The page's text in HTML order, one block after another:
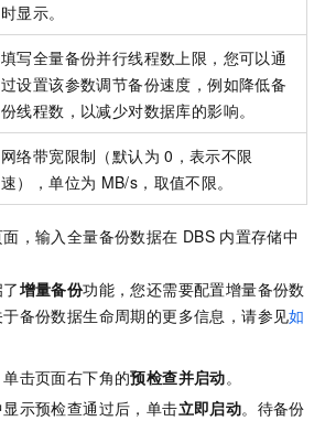
时显示。
填写全量备份并行线程数上限，您可以通
过设置该参数调节备份速度，例如降低备
份线程数，以减少对数据库的影响。
网络带宽限制（默认为 0，表示不限
速），单位为 MB/s，取值不限。
，输入全量备份数据在 DBS 内置存储中
增量备份功能，您还需要配置增量备份数
备份数据生命周期的更多信息，请参见如
击页面右下角的预检查并启动。
示预检查通过后，单击立即启动。待备份